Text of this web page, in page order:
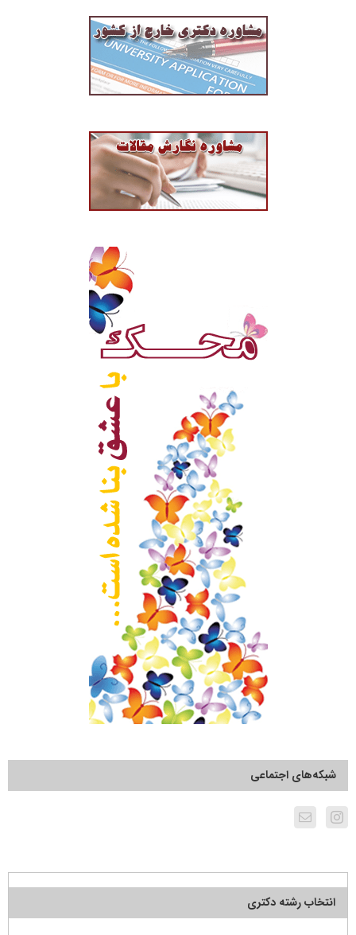
شبکه‌های اجتماعی
انتخاب رشته دکتری